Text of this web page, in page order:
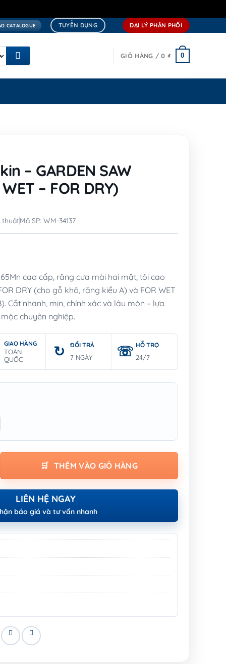
CATALOGUE TUYỂN DỤNG ĐẠI LÝ PHÂN PHỐI
GIỎ HÀNG /0 ₫ 0
– GARDEN SAW
– FOR DRY)
thuậtMã SP: WM-34137
cao cấp, răng cưa mài hai mặt, tôi cao
DRY (cho gỗ khô, răng kiểu A) và FOR WET
Cắt nhanh, mịn, chính xác và lâu mòn – lựa
chuyên nghiệp.
GIAO HÀNG
TOÀN
QUỐC
ĐỔI TRẢ
7 NGÀY
HỖ TRỢ
24/7
SAW BLADE (FOR WET - FOR DRY) số lượng
THÊM VÀO GIỎ HÀNG
LIÊN HỆ NGAY
báo giá và tư vấn nhanh